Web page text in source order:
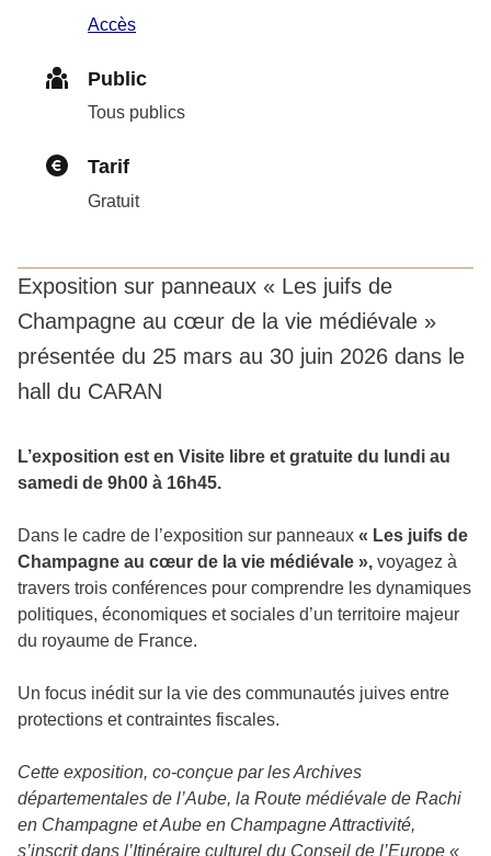
Accès
Public
Tous publics
Tarif
Gratuit
Exposition sur panneaux « Les juifs de
Champagne au cœur de la vie médiévale »
présentée du 25 mars au 30 juin 2026 dans le
hall du CARAN
L’exposition est en Visite libre et gratuite du lundi au
samedi de 9h00 à 16h45.
Dans le cadre de l’exposition sur panneaux « Les juifs de
Champagne au cœur de la vie médiévale », voyagez à
travers trois conférences pour comprendre les dynamiques
politiques, économiques et sociales d’un territoire majeur
du royaume de France.
Un focus inédit sur la vie des communautés juives entre
protections et contraintes fiscales.
Cette exposition, co-conçue par les Archives
départementales de l’Aube, la Route médiévale de Rachi
en Champagne et Aube en Champagne Attractivité,
s’inscrit dans l’Itinéraire culturel du Conseil de l’Europe «